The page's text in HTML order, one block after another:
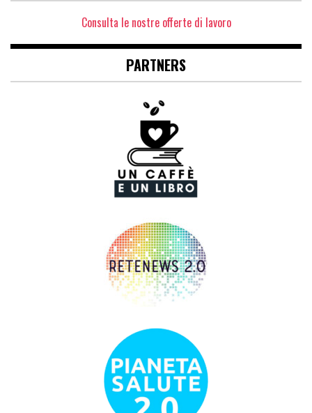
Consulta le nostre offerte di lavoro
PARTNERS